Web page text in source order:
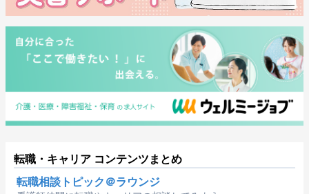
転職・キャリア コンテンツまとめ
転職相談トピック＠ラウンジ